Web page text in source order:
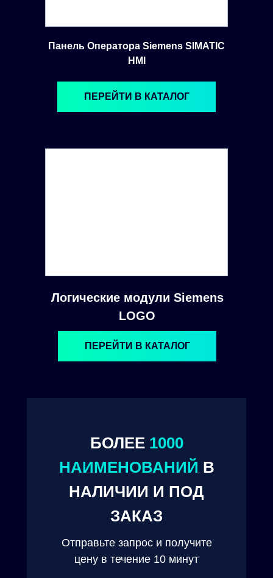
БОЛЕЕ 1000
НАИМЕНОВАНИЙ В
НАЛИЧИИ И ПОД
ЗАКАЗ
Отправьте запрос и получите
цену в течение 10 минут
Панель Оператора Siemens SIMATIC
HMI
Логические модули Siemens
LOGO
ПЕРЕЙТИ В КАТАЛОГ
ПЕРЕЙТИ В КАТАЛОГ
© 2024. ООО "Технокам Инжиниринг"